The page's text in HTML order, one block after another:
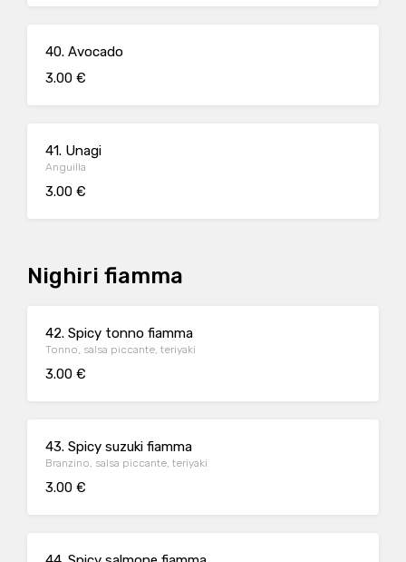
40. Avocado
3.00 €
41. Unagi
Anguilla
3.00 €
Nighiri fiamma
42. Spicy tonno fiamma
Tonno, salsa piccante, teriyaki
3.00 €
43. Spicy suzuki fiamma
Branzino, salsa piccante, teriyaki
3.00 €